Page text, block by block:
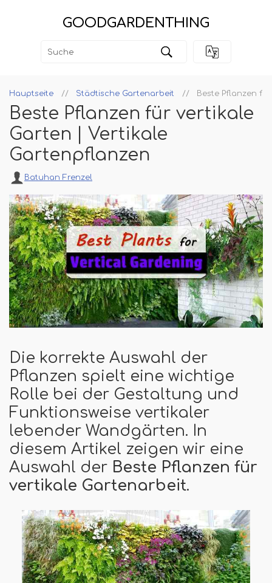
GOODGARDENTHING
Hauptseite Städtische Gartenarbeit Beste Pflanzen
Beste Pflanzen für vertikale
Garten | Vertikale
Gartenpflanzen
Batuhan Frenzel
Die korrekte Auswahl der
Pflanzen spielt eine wichtige
Rolle bei der Gestaltung und
Funktionsweise vertikaler
lebender Wandgärten. In
diesem Artikel zeigen wir eine
Auswahl der Beste Pflanzen für
vertikale Gartenarbeit.